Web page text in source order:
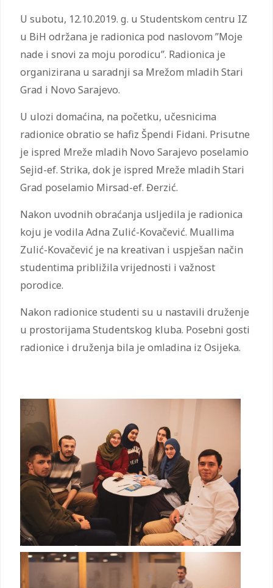
U subotu, 12.10.2019. g. u Studentskom centru IZ
u BiH održana je radionica pod naslovom ”Moje
nade i snovi za moju porodicu”. Radionica je
organizirana u saradnji sa Mrežom mladih Stari
Grad i Novo Sarajevo.
U ulozi domaćina, na početku, učesnicima
radionice obratio se hafiz Špendi Fidani. Prisutne
je ispred Mreže mladih Novo Sarajevo poselamio
Sejid-ef. Strika, dok je ispred Mreže mladih Stari
Grad poselamio Mirsad-ef. Đerzić.
Nakon uvodnih obraćanja usljedila je radionica
koju je vodila Adna Zulić-Kovačević. Muallima
Zulić-Kovačević je na kreativan i uspješan način
studentima približila vrijednosti i važnost
porodice.
Nakon radionice studenti su u nastavili druženje
u prostorijama Studentskog kluba. Posebni gosti
radionice i druženja bila je omladina iz Osijeka.